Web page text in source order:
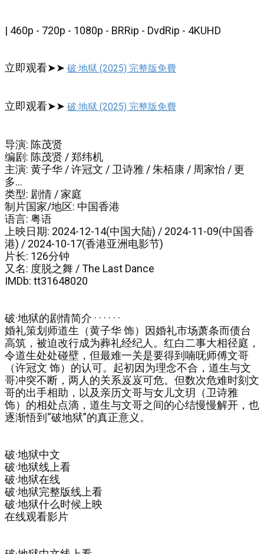
| 460p - 720p - 1080p - BRRip - DvdRip - 4KUHD
立即观看➤➤ 破·地狱 (2025) 完整版免費
立即观看➤➤ 破·地狱 (2025) 完整版免費
导演: 陈茂贤
编剧: 陈茂贤 / 郑纬机
主演: 黄子华 / 许冠文 / 卫诗雅 / 朱栢康 / 周家怡 / 更
多...
类型: 剧情 / 家庭
制片国家/地区: 中国香港
语言: 粤语
上映日期: 2024-12-14(中国大陆) / 2024-11-09(中国香
港) / 2024-10-17(香港亚洲电影节)
片长: 126分钟
又名: 度脱之舞 / The Last Dance
IMDb: tt31648020
破·地狱的剧情简介 · · · · · ·
婚礼策划师道生（黄子华 饰）因婚礼市场萧条而债台
高筑，被迫改行成为葬礼经纪人。红白二事大相径庭，
令道生处处碰壁，但最难一关是要得到喃呒师傅文哥
（许冠文 饰）的认可。起初因为理念不合，道生与文
哥冲突不断，两人的关系岌岌可危。但数次危难时刻文
哥的出手相助，以及亲历文哥与女儿文玥（卫诗雅
饰）的相处点滴，道生与文哥之间的心结慢慢解开，也
逐渐悟到“破地狱”的真正意义。
破·地狱中文
破·地狱线上看
破·地狱在线
破·地狱完整版线上看
破·地狱什么时候上映
在线观看影片